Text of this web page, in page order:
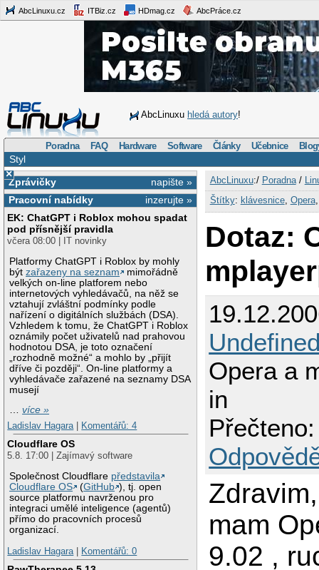
AbcLinuxu.cz ITBiz.cz HDmag.cz AbcPráce.cz
AbcLinuxu hledá autory!
Poradna FAQ Hardware Software Články Učebnice
Styl
×
napište »
Zprávičky
inzerujte »
Pracovní nabídky
EK: ChatGPT i Roblox mohou spadat
pod přísnější pravidla
včera 08:00 | IT novinky
Platformy ChatGPT i Roblox by mohly
býtzařazeny na seznam
mimořádně
velkých on-line platforem nebo
internetových vyhledávačů, na něž se
vztahují zvláštní podmínky podle
nařízení o digitálních službách (DSA).
Vzhledem k tomu, že ChatGPT i Roblox
oznámily počet uživatelů nad prahovou
hodnotou DSA, je toto označení
„rozhodně možné“ a mohlo by „přijít
dříve či později“. On-line platformy a
vyhledávače zařazené na seznamy DSA
musejí
…více »
Ladislav Hagara
Komentářů: 4
Cloudflare OS
5.8. 17:00 | Zajímavý software
Společnost Cloudflare představila
Cloudflare OS
(GitHub ), tj. open
source platformu navrženou pro
integraci umělé inteligence (agentů)
přímo do pracovních procesů
organizací.
Ladislav Hagara
Komentářů: 0
AbcLinuxu:/ Poradna/
Štítky: klávesnice, Opera
Dotaz:
Opera a
in
Zdravim,
mam
9.02 ,